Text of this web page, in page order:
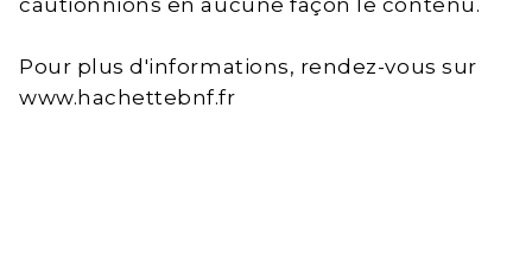
cautionnions en aucune façon le contenu.
Pour plus d'informations, rendez-vous sur
www.hachettebnf.fr